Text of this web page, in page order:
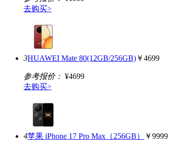
去购买>
3HUAWEI Mate 80(12GB/256GB) ￥4699
参考报价： ¥4699
去购买>
4苹果 iPhone 17 Pro Max（256GB） ￥9999